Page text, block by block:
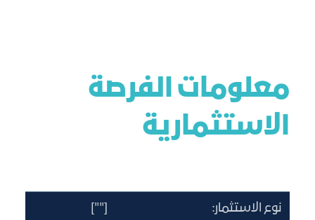
معلومات الفرصة
الاستثمارية
نوع الاستثمار: [""]